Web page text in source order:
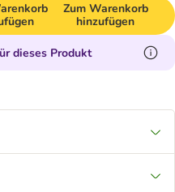
Zum Warenkorb
hinzufügen
dieses Produkt